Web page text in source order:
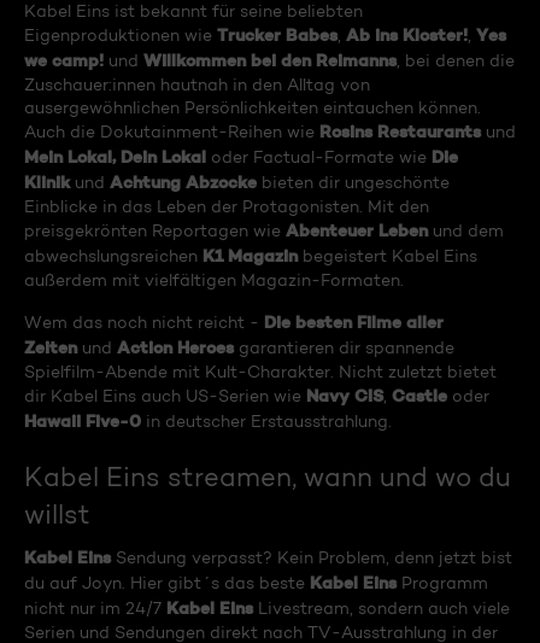
Kabel Eins ist bekannt für seine beliebten
Eigenproduktionen wie Trucker Babes, Ab ins Kloster! Yes
we camp! und Willkommen bei den Reimanns, bei denen die
Zuschauer:innen hautnah in den Alltag von
ausergewöhnlichen Persönlichkeiten eintauchen können.
Auch die Dokutainment-Reihen wie Rosins Restaurants und
Mein Lokal, Dein Lokal oder Factual-Formate wie Die
Klinikund Achtung Abzocke bieten dir ungeschönte
Einblicke in das Leben der Protagonisten. Mit den
preisgekrönten Reportagen wie Abenteuer Lebenund dem
abwechslungsreichen K1 Magazinbegeistert Kabel Eins
außerdem mit vielfältigen Magazin-Formaten.
Wem das noch nicht reicht - Die besten Filme aller
Zeitenund Action Heroesgarantieren dir spannende
Spielfilm-Abende mit Kult-Charakter. Nicht zuletzt bietet
dir Kabel Eins auch US-Serien wie Navy CIS, Castle oder
Hawaii Five-0 in deutscher Erstausstrahlung.
Kabel Eins streamen, wann und wo du
willst
Kabel EinsSendung verpasst? Kein Problem, denn jetzt bist
du auf Joyn. Hier gibt´s das beste Kabel EinsProgramm
nicht nur im 24/7 Kabel EinsLivestream, sondern auch viele
Serien und Sendungen direkt nach TV-Ausstrahlung in der